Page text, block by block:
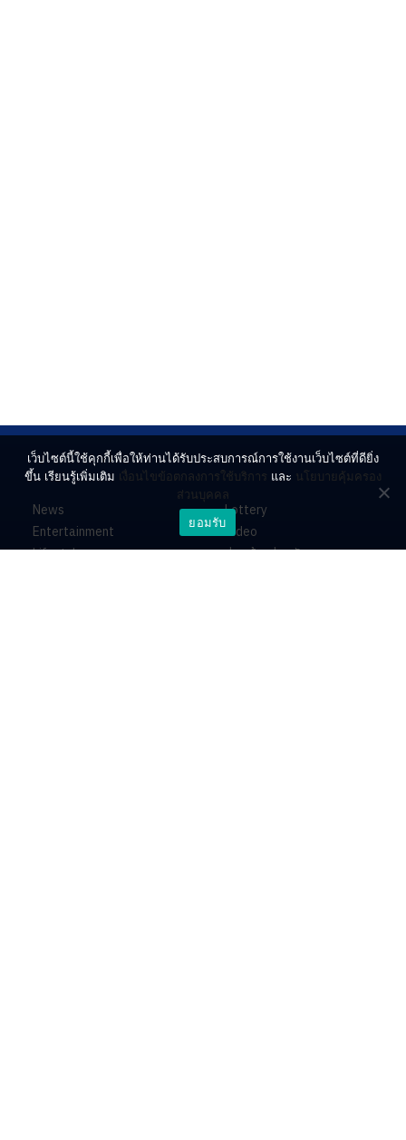
News
Entertainment
Lifestyle
Lottery
Video
ร่วมด้วยช่วยกัน
เว็บไซต์นี้ใช้คุกกี้เพื่อให้ท่านได้รับประสบการณ์การใช้งานเว็บไซต์ที่ดียิ่ง
ขึ้น เรียนรู้เพิ่มเติม เงื่อนไขข้อตกลงการใช้บริการ และ นโยบายคุ้มครอง
ส่วนบุคคล
ยอมรับ